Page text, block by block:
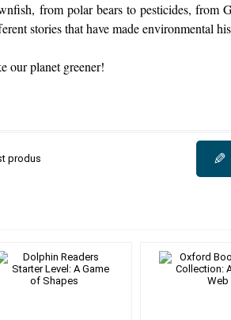
from polar bears to pesticides, from
stories that have made environmental
our planet greener!
produs ✎